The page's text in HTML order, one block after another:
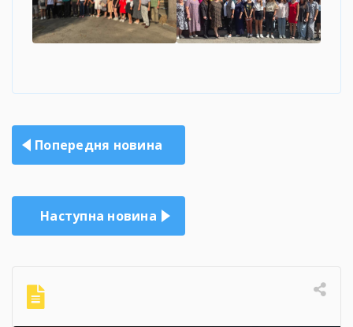
Навігація
записів
Попередня новина
Наступна новина